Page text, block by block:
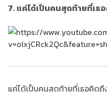
7. แค่ได้เป็นคนสุดท้ายที่เธ
แค่ได้เป็นคนสุดท้ายที่เธอคิดถึ